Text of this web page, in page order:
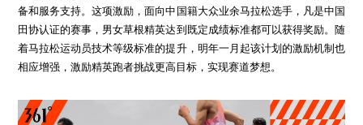
备和服务支持。这项激励，面向中国籍大众业余马拉松选手，凡是中国
田协认证的赛事，男女草根精英达到既定成绩标准都可以获得奖励。随
着马拉松运动员技术等级标准的提升，明年一月起该计划的激励机制也
相应增强，激励精英跑者挑战更高目标，实现赛道梦想。